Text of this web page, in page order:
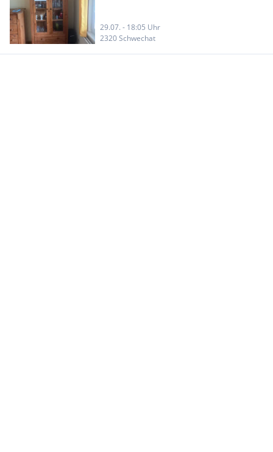
29.07. - 18:05 Uhr
2320 Schwechat